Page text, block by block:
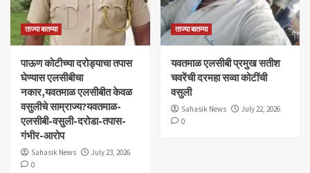
ताज्या बातम्या
पाऊण कोटीच्या दरोड्याचा तपास
घेण्यास एलसीबीचा
नकार,यवतमाळ एलसीबीत केवळ
वसुलीचे साम्राज्य?यवतमाळ-
एलसीबी-वसुली-दरोडा-तपास-
गंभीर-आरोप
Sahasik News
July 23, 2026
0
ताज्या बातम्या
यवतमाळ एलसीबी प्रमुख सतीश
चवरेंची दरमहा सव्वा कोटींची
वसुली
Sahasik News
July 22, 2026
0